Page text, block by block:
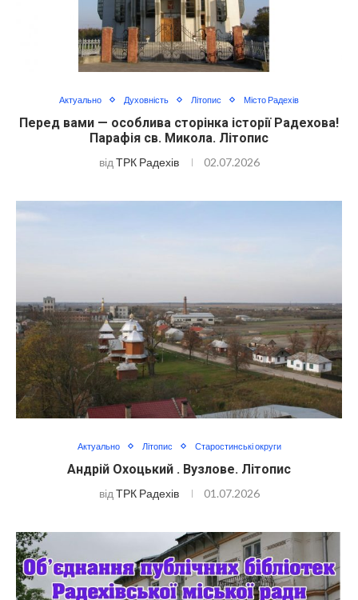
Актуально Духовність Літопис Місто Радехів
Перед вами — особлива сторінка історії Радехова!
Парафія св. Микола. Літопис
від ТРК Радехів 02.07.2026
Актуально Літопис Старостинські округи
Андрій Охоцький . Вузлове. Літопис
від ТРК Радехів 01.07.2026